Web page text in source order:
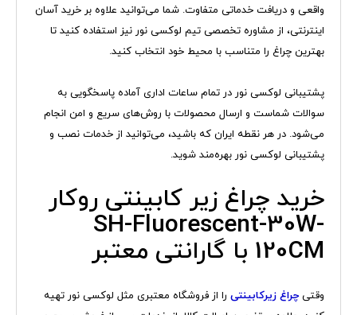
واقعی و دریافت خدماتی متفاوت. شما می‌توانید علاوه بر خرید آسان
اینترنتی، از مشاوره تخصصی تیم لوکسی نور نیز استفاده کنید تا
بهترین چراغ را متناسب با محیط خود انتخاب کنید.
پشتیبانی لوکسی نور در تمام ساعات اداری آماده پاسخگویی به
سوالات شماست و ارسال محصولات با روش‌های سریع و امن انجام
می‌شود. در هر نقطه ایران که باشید، می‌توانید از خدمات نصب و
پشتیبانی لوکسی نور بهره‌مند شوید.
خرید چراغ زیر کابینتی روکار
SH-Fluorescent-30W-
120CM با گارانتی معتبر
وقتی چراغ زیرکابینتی را از فروشگاه معتبری مثل لوکسی نور تهیه